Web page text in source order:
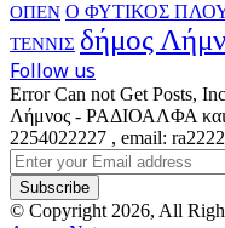
ΟΠΕΝ Ο ΦΥΤΙΚΟΣ
ΤΕΝΝΙΣ δήμος
Follow us
Error Can not Get Posts,
Λήμνος - ΡΑΔΙΟΑΛΦΑ
2254022227 , email:
Enter
your
Email
© Copyright 2026, All